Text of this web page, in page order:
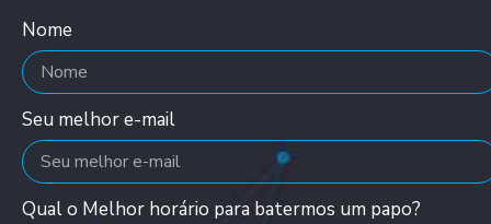
Nome
Seu melhor e-mail
Qual o Melhor horário para batermos um papo?